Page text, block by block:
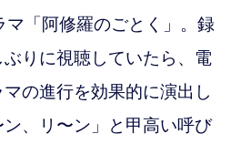
マ「阿修羅のごとく」。録
りに視聴していたら、電
の進行を効果的に演出し
、リ〜ン」と甲高い呼び